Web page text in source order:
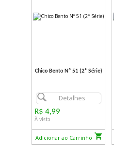
Chico Bento Nº 51 (2ª Série)
Detalhes
R$ 4,99
À vista
Adicionar ao Carrinho